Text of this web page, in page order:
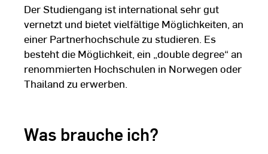
Der Studiengang ist international sehr gut
vernetzt und bietet vielfältige Möglichkeiten, an
einer Partnerhochschule zu studieren. Es
besteht die Möglichkeit, ein „double degree“ an
renommierten Hochschulen in Norwegen oder
Thailand zu erwerben.
Was brauche ich?